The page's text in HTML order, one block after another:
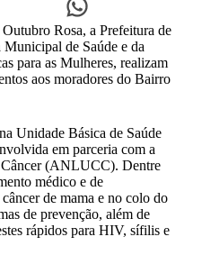
Rosa, a Prefeitura de
de Saúde e da
para as Mulheres, realizam
aos moradores do Bairro
Unidade Básica de Saúde
em parceria com a
(ANLUCC). Dentre
médico e de
de mama e no colo do
de prevenção, além de
rápidos para HIV, sífilis e